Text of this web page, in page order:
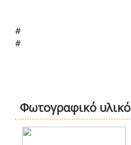
#
#
Φωτογραφικό υλικό